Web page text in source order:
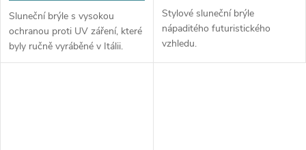
Sluneční brýle s vysokou
ochranou proti UV záření, které
byly ručně vyráběné v Itálii.
Stylové sluneční brýle
nápaditého futuristického
vzhledu.